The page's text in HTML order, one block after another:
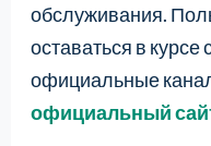
обслуживания.
оставаться в курсе
официальные
официальный